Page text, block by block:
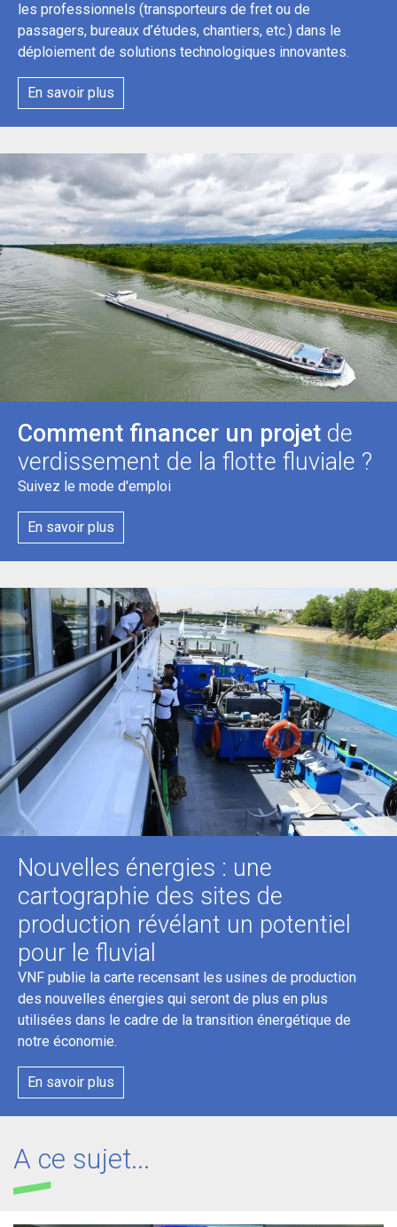
les professionnels (transporteurs de fret ou de
passagers, bureaux d’études, chantiers, etc.) dans le
déploiement de solutions technologiques innovantes.
En savoir plus
Comment financer un projet de
verdissement de la flotte fluviale ?
Suivez le mode d'emploi
En savoir plus
Nouvelles énergies : une
cartographie des sites de
production révélant un potentiel
pour le fluvial
VNF publie la carte recensant les usines de production
des nouvelles énergies qui seront de plus en plus
utilisées dans le cadre de la transition énergétique de
notre économie.
En savoir plus
A ce sujet...